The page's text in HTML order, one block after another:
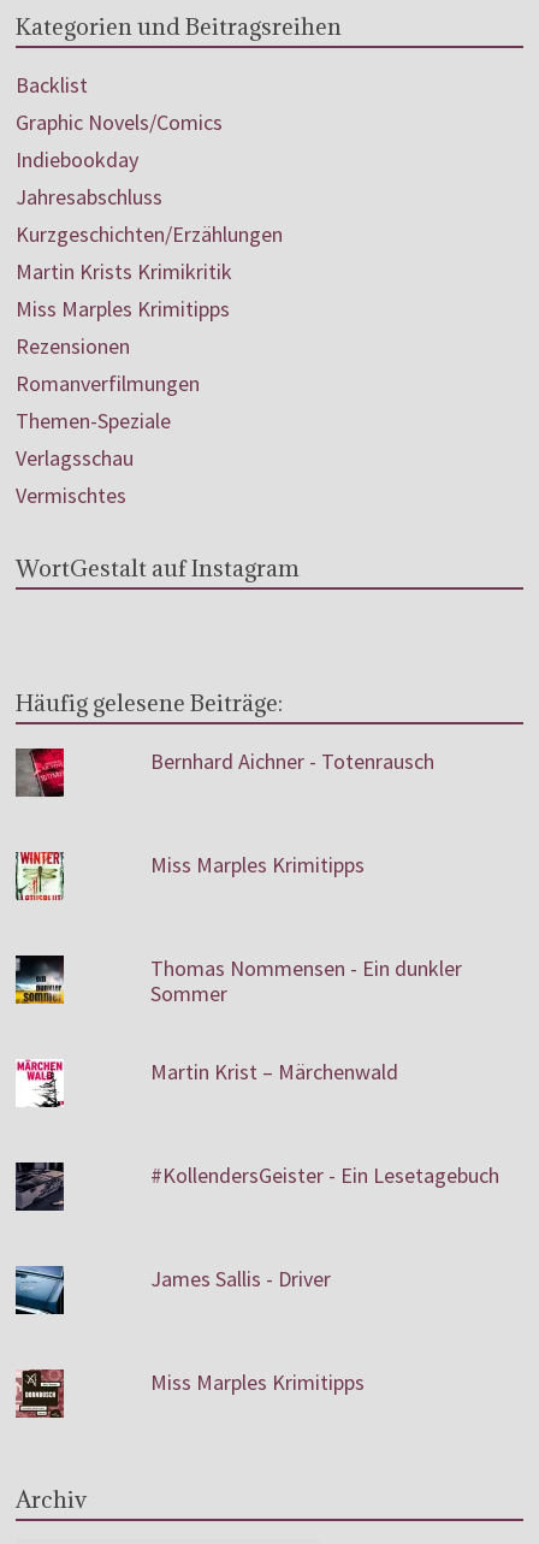
Kategorien und Beitragsreihen
Backlist
Graphic Novels/Comics
Indiebookday
Jahresabschluss
Kurzgeschichten/Erzählungen
Martin Krists Krimikritik
Miss Marples Krimitipps
Rezensionen
Romanverfilmungen
Themen-Speziale
Verlagsschau
Vermischtes
WortGestalt auf Instagram
Häufig gelesene Beiträge:
Bernhard Aichner - Totenrausch
Miss Marples Krimitipps
Thomas Nommensen - Ein dunkler
Sommer
Martin Krist – Märchenwald
#KollendersGeister - Ein Lesetagebuch
James Sallis - Driver
Miss Marples Krimitipps
Archiv